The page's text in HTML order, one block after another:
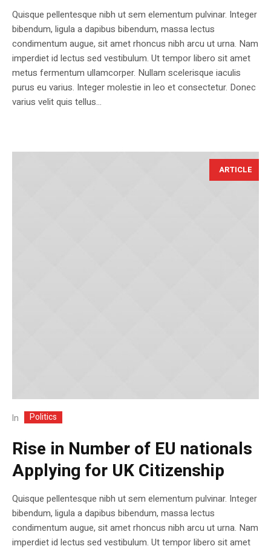
Quisque pellentesque nibh ut sem elementum pulvinar. Integer
bibendum, ligula a dapibus bibendum, massa lectus
condimentum augue, sit amet rhoncus nibh arcu ut urna. Nam
imperdiet id lectus sed vestibulum. Ut tempor libero sit amet
metus fermentum ullamcorper. Nullam scelerisque iaculis
purus eu varius. Integer molestie in leo et consectetur. Donec
varius velit quis tellus...
ARTICLE
In Politics
Rise in Number of EU nationals
Applying for UK Citizenship
Quisque pellentesque nibh ut sem elementum pulvinar. Integer
bibendum, ligula a dapibus bibendum, massa lectus
condimentum augue, sit amet rhoncus nibh arcu ut urna. Nam
imperdiet id lectus sed vestibulum. Ut tempor libero sit amet